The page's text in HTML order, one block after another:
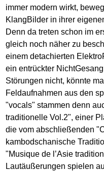
immer modern wirkt,
KlangBilder in ihrer
Denn da treten schon im
gleich noch näher zu
einem detachierten
ein entrückter
Störungen nicht, könnte
Feldaufnahmen aus den
"vocals" stammen denn
traditionelle Vol.2", einer
die vom abschließenden
kambodschanische
"Musique de l’Asie
Lautäußerungen spielen